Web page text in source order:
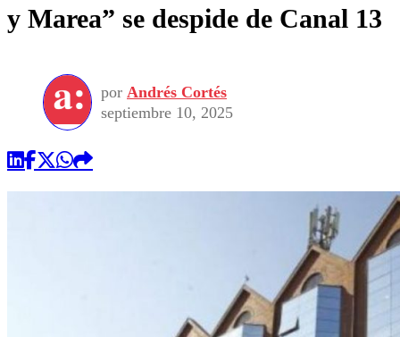
y Marea” se despide de Canal 13
por Andrés Cortés
septiembre 10, 2025